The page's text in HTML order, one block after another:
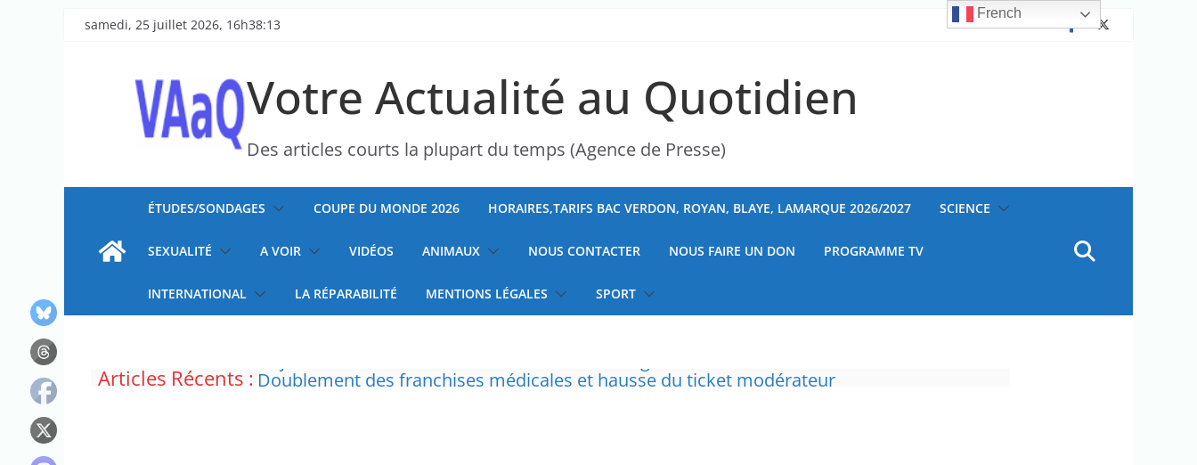
samedi, 25 juillet 2026, 16h38:13
Votre Actualité au Quotidien
Des articles courts la plupart du temps (Agence de Presse)
ÉTUDES/SONDAGES COUPE DU MONDE 2026 HORAIRES,TARIFS BAC VERDON, ROYAN, BLAYE, LAMARQUE 2026/2027 SCIENCE
SEXUALITÉ A VOIR VIDÉOS ANIMAUX NOUS CONTACTER NOUS FAIRE UN DON PROGRAMME TV
INTERNATIONAL LA RÉPARABILITÉ MENTIONS LÉGALES SPORT
Articles Récents : La justice dit non à la chasse “illimitée” aux sangliers
French